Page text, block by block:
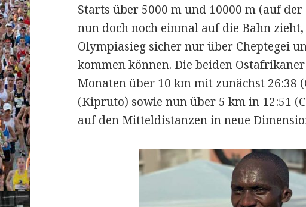
Starts über 5000 m und 10000 m (auf
nun doch noch einmal auf die Bahn
Olympiasieg sicher nur über Cheptegei
kommen können. Die beiden
Monaten über 10 km mit zunächst 26:38
(Kipruto) sowie nun über 5 km in 12:51
auf den Mitteldistanzen in neue